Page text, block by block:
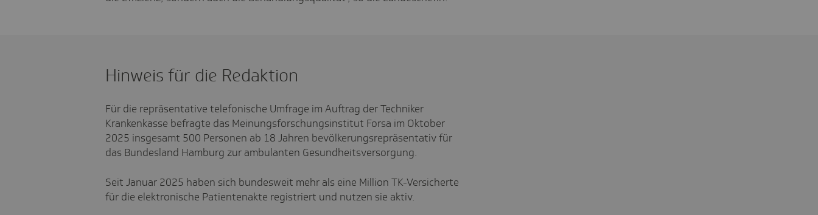
Hinweis für die Redaktion
Für die repräsentative telefonische Umfrage im Auftrag der Techniker
Krankenkasse befragte das Meinungsforschungsinstitut Forsa im Oktober
2025 insgesamt 500 Personen ab 18 Jahren bevölkerungsrepräsentativ für
das Bundesland Hamburg zur ambulanten Gesundheitsversorgung.
Seit Januar 2025 haben sich bundesweit mehr als eine Million TK-Versicherte
für die elektronische Patientenakte registriert und nutzen sie aktiv.